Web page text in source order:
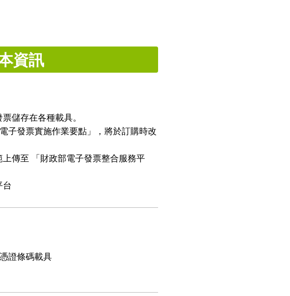
資訊
儲存在各種載具。
子發票實施作業要點」，將於訂購時改
傳至 「財政部電子發票整合服務平
證條碼載具